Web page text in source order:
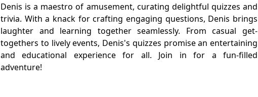
Denis is a maestro of amusement, curating delightful quizzes and
trivia. With a knack for crafting engaging questions, Denis brings
laughter and learning together seamlessly. From casual get-
togethers to lively events, Denis's quizzes promise an entertaining
and educational experience for all. Join in for a fun-filled
adventure!